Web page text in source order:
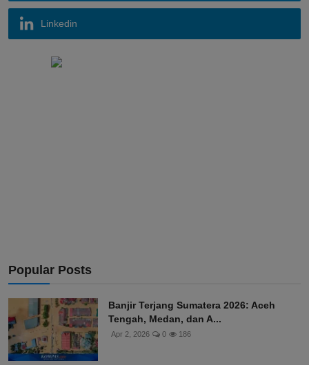
Linkedin
Popular Posts
Banjir Terjang Sumatera 2026: Aceh
Tengah, Medan, dan A...
Apr 2, 2026 0 186